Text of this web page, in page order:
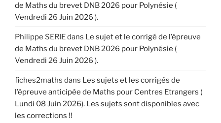
de Maths du brevet DNB 2026 pour Polynésie (
Vendredi 26 Juin 2026 ).
Philippe SERIEdans Le sujet et le corrigé de l’épreuve
de Maths du brevet DNB 2026 pour Polynésie (
Vendredi 26 Juin 2026 ).
fiches2maths dans Les sujets et les corrigés de
l’épreuve anticipée de Maths pour Centres Etrangers (
Lundi 08 Juin 2026). Les sujets sont disponibles avec
les corrections !!